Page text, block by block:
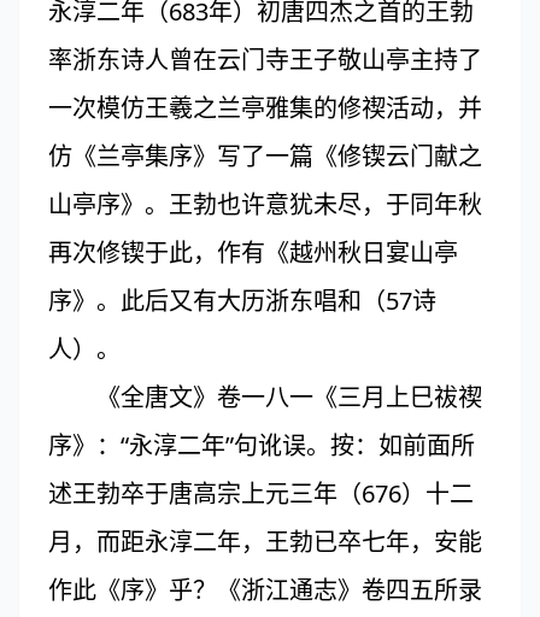
永淳二年（683年）初唐四杰之首的王勃
率浙东诗人曾在云门寺王子敬山亭主持了
一次模仿王羲之兰亭雅集的修禊活动，并
仿《兰亭集序》写了一篇《修锲云门献之
山亭序》。王勃也许意犹未尽，于同年秋
再次修锲于此，作有《越州秋日宴山亭
序》。此后又有大历浙东唱和（57诗
人）。
《全唐文》卷一八一《三月上巳祓禊
序》：“永淳二年”句讹误。按：如前面所
述王勃卒于唐高宗上元三年（676）十二
月，而距永淳二年，王勃已卒七年，安能
作此《序》乎？《浙江通志》卷四五所录